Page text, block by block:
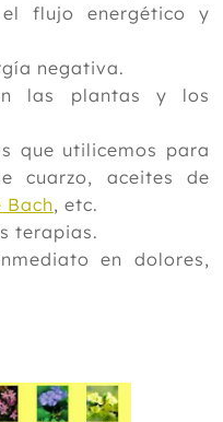
flujo energético y
negativa.
las plantas y los
que utilicemos para
cuarzo, aceites de
Bach, etc.
terapias.
en dolores,